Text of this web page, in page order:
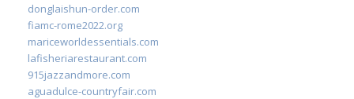
donglaishun-order.com
fiamc-rome2022.org
mariceworldessentials.com
lafisheriarestaurant.com
915jazzandmore.com
aguadulce-countryfair.com